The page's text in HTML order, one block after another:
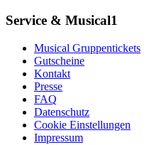
Service & Musical1
Musical Gruppentickets
Gutscheine
Kontakt
Presse
FAQ
Datenschutz
Cookie Einstellungen
Impressum